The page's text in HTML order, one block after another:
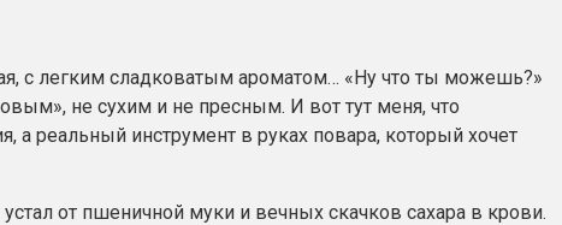
с легким сладковатым ароматом… «Ну что ты можешь?»
не сухим и не пресным. И вот тут меня, что
а реальный инструмент в руках повара, который хочет
от пшеничной муки и вечных скачков сахара в крови.